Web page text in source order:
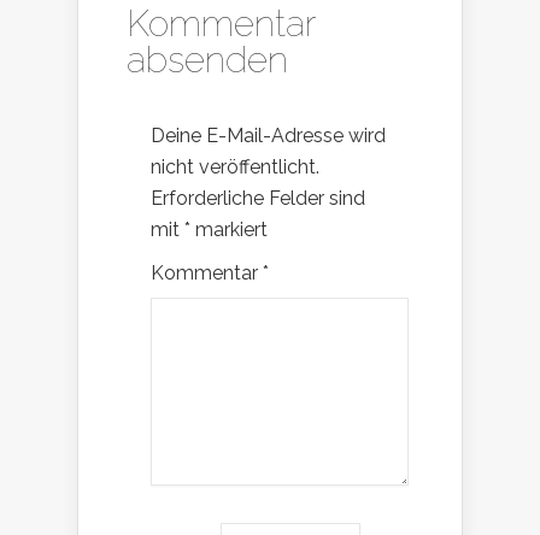
Kommentar
absenden
Deine E-Mail-Adresse wird
nicht veröffentlicht.
Erforderliche Felder sind
mit * markiert
Kommentar *